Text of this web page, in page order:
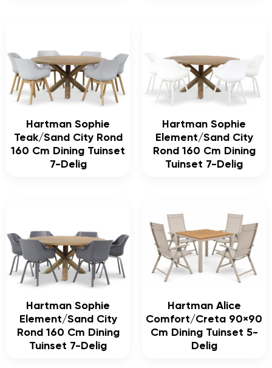
Hartman Sophie
Teak/Sand City Rond
160 Cm Dining Tuinset
7-Delig
Hartman Sophie
Element/Sand City
Rond 160 Cm Dining
Tuinset 7-Delig
Hartman Sophie
Element/Sand City
Rond 160 Cm Dining
Tuinset 7-Delig
Hartman Alice
Comfort/Creta 90×90
Cm Dining Tuinset 5-
Delig